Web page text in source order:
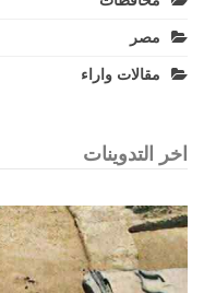
مصر
مقالات واراء
اخر التدوينات